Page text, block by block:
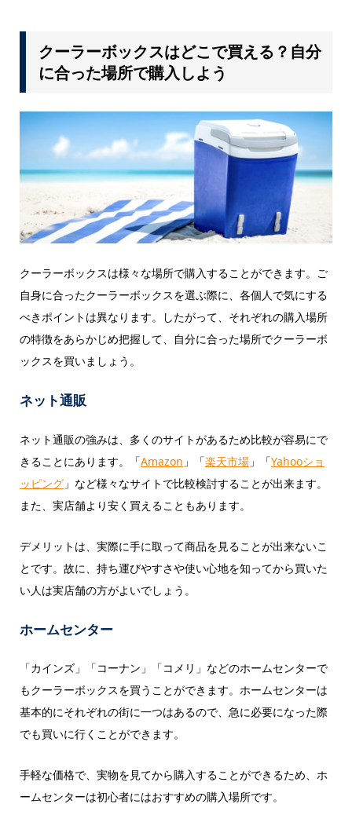
クーラーボックスはどこで買える？自分
に合った場所で購入しよう
クーラーボックスは様々な場所で購入することができます。ご
自身に合ったクーラーボックスを選ぶ際に、各個人で気にする
べきポイントは異なります。したがって、それぞれの購入場所
の特徴をあらかじめ把握して、自分に合った場所でクーラーボ
ックスを買いましょう。
ネット通販
ネット通販の強みは、多くのサイトがあるため比較が容易にで
きることにあります。「Amazon 」「楽天市場」「Yahooショ
ッピング」など様々なサイトで比較検討することが出来ます。
また、実店舗より安く買えることもあります。
デメリットは、実際に手に取って商品を見ることが出来ないこ
とです。故に、持ち運びやすさや使い心地を知ってから買いた
い人は実店舗の方がよいでしょう。
ホームセンター
「カインズ」「コーナン」「コメリ」などのホームセンターで
もクーラーボックスを買うことができます。ホームセンターは
基本的にそれぞれの街に一つはあるので、急に必要になった際
でも買いに行くことができます。
手軽な価格で、実物を見てから購入することができるため、ホ
ームセンターは初心者にはおすすめの購入場所です。